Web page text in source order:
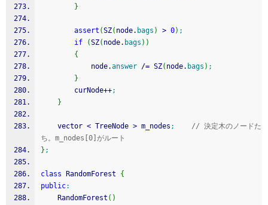
}
assert (SZ( node. bags ) > 0) ;
if
(SZ( node. bags ) )
{
			node.
answer /= SZ( node. bags ) ;
}
		curNode
++;
}
	vector
< TreeNode > m_nodes ;
// 決定木のノードた
ち。m_nodes[0]がルート
} ;
class RandomForest {
public:
	RandomForest
( )